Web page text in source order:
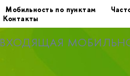
Мобильность по пунктам
Контакты
ВХОДЯЩАЯ